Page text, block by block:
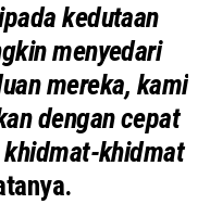
kedutaan
menyedari
mereka, kami
dengan cepat
khidmat